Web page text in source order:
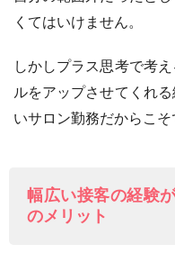
くてはいけません。
しかしプラス思考で考
ルをアップさせてくれ
いサロン勤務だからこそ
幅広い接客の経験
のメリット